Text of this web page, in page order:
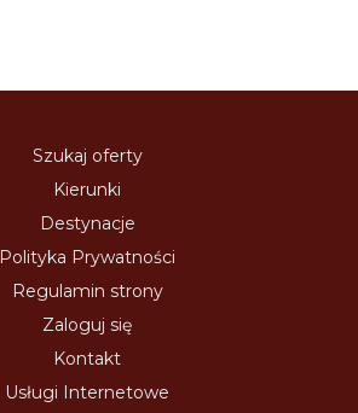
Szukaj oferty
Kierunki
Destynacje
Polityka Prywatności
Regulamin strony
Zaloguj się
Kontakt
Usługi Internetowe